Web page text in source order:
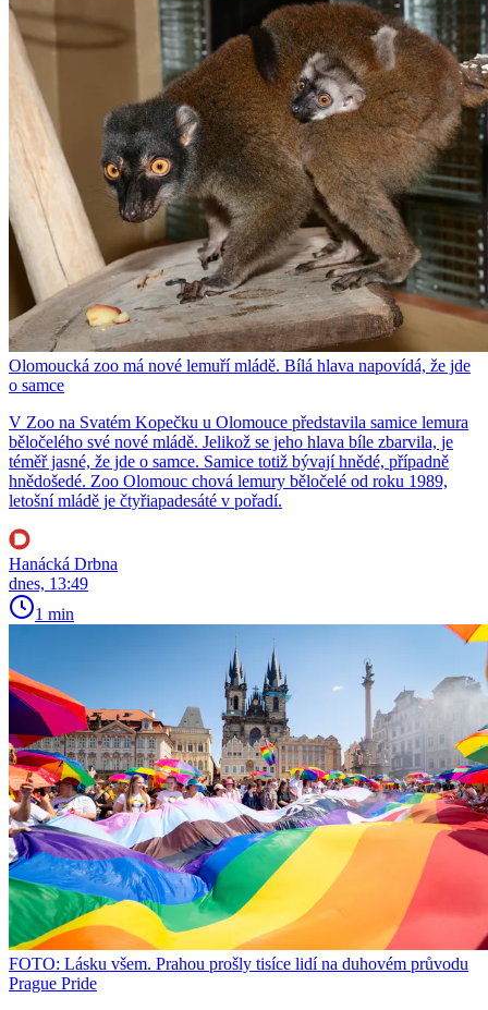
Olomoucká zoo má nové lemuří mládě. Bílá hlava napovídá, že jde
o samce
V Zoo na Svatém Kopečku u Olomouce představila samice lemura
běločelého své nové mládě. Jelikož se jeho hlava bíle zbarvila, je
téměř jasné, že jde o samce. Samice totiž bývají hnědé, případně
hnědošedé. Zoo Olomouc chová lemury běločelé od roku 1989,
letošní mládě je čtyřiapadesáté v pořadí.
Hanácká Drbna
dnes, 13:49
1 min
FOTO: Lásku všem. Prahou prošly tisíce lidí na duhovém průvodu
Prague Pride